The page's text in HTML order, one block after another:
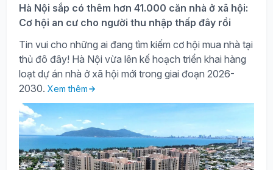
Hà Nội sắp có thêm hơn 41.000 căn nhà ở xã hội:
Cơ hội an cư cho người thu nhập thấp đây rồi
Tin vui cho những ai đang tìm kiếm cơ hội mua nhà tại
thủ đô đây! Hà Nội vừa lên kế hoạch triển khai hàng
loạt dự án nhà ở xã hội mới trong giai đoạn 2026-
2030. Xem thêm